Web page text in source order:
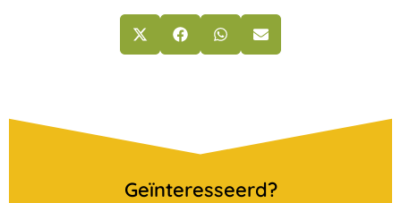
Geïnteresseerd?